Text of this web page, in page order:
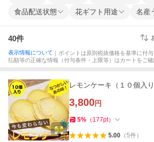
食品配送状態 花ギフト用途 名産
40件
表示情報について ｜ポイントは原則税抜価格を基準に付
払額等の正確な情報（付与条件・上限等）はカートをご
レモンケーキ（１０個入り
3,800円
5% （ 177pt）
5.00（5件）